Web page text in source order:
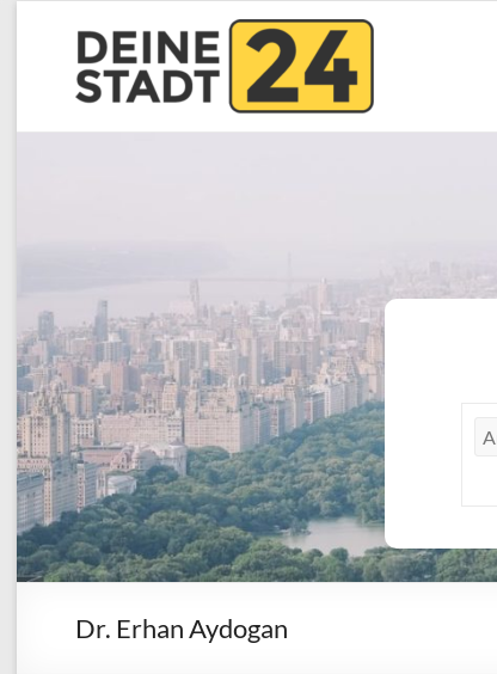
Dr. Erhan Aydogan